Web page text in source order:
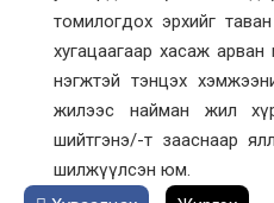
томилогдох эрхийг
хугацаагаар хасаж арван
нэгжтэй тэнцэх
жилээс найман жил
шийтгэнэ/-т зааснаар
шилжүүлсэн юм.